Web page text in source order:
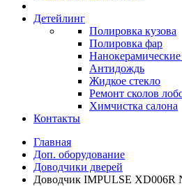
Детейлинг
Полировка кузова
Полировка фар
Антидождь
Жидкое стекло
Ремонт сколов
Химчистка салона
Контакты
Главная
Доп. оборудование
Доводчики дверей
Доводчик IMPULSE XD006R